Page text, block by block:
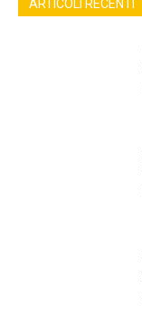
ARTICOLI RECENTI